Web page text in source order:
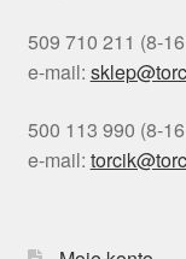
509 710 211 (8-
e-mail:
500 113 990 (8-
e-mail: